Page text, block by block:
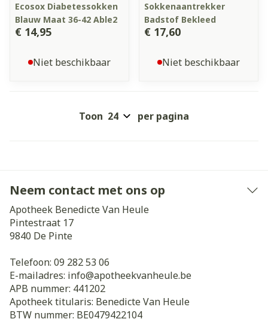
Ecosox Diabetessokken
Blauw Maat 36-42 Able2
€ 14,95
Niet beschikbaar
Sokkenaantrekker
Badstof Bekleed
€ 17,60
Niet beschikbaar
Toon per pagina
Neem contact met ons op
Apotheek Benedicte Van Heule
Pintestraat 17
9840 De Pinte
Telefoon: 09 282 53 06
E-mailadres: info@apotheekvanheule.be
APB nummer: 441202
Apotheek titularis: Benedicte Van Heule
BTW nummer: BE0479422104